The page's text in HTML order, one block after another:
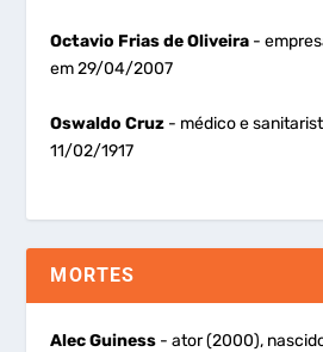
Octavio Frias de Oliveira -
em 29/04/2007
Oswaldo Cruz - médico e
11/02/1917
MORTES
Alec Guiness - ator (2000),